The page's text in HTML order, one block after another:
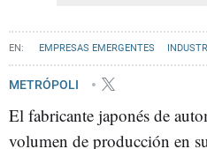
EMPRESAS EMERGENTES
METRÓPOLI
El fabricante japonés de
volumen de producción en